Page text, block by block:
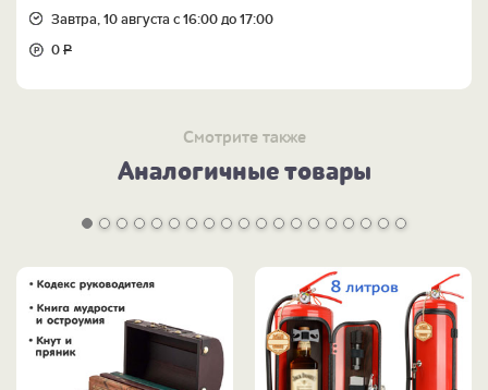
Завтра, 10 августа с 16:00 до 17:00
0Р
Смотрите также
Аналогичные товары